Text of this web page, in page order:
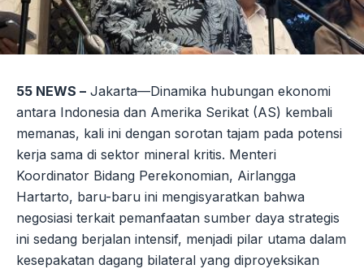
55 NEWS – Jakarta—Dinamika hubungan ekonomi
antara Indonesia dan Amerika Serikat (AS) kembali
memanas, kali ini dengan sorotan tajam pada potensi
kerja sama di sektor mineral kritis. Menteri
Koordinator Bidang Perekonomian, Airlangga
Hartarto, baru-baru ini mengisyaratkan bahwa
negosiasi terkait pemanfaatan sumber daya strategis
ini sedang berjalan intensif, menjadi pilar utama dalam
kesepakatan dagang bilateral yang diproyeksikan